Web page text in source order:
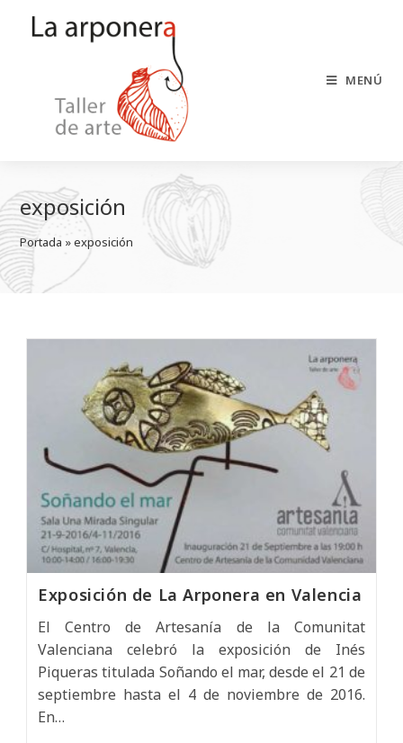
MENÚ
exposición
Portada » exposición
Exposición de La Arponera en Valencia
El Centro de Artesanía de la Comunitat
Valenciana celebró la exposición de Inés
Piqueras titulada Soñando el mar, desde el 21 de
septiembre hasta el 4 de noviembre de 2016.
En…